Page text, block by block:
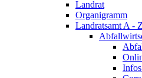
Landrat
Organigramm
Landratsamt A - Z